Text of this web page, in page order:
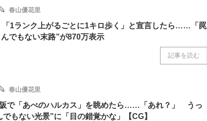
春山優花里
「1ランク上がるごとに1キロ歩く」と宣言したら……「罠
でもない末路”が870万表示
記事を読む
春山優花里
で「あべのハルカス」を眺めたら……「あれ？」 うっ
もない光景”に「目の錯覚かな」【CG】